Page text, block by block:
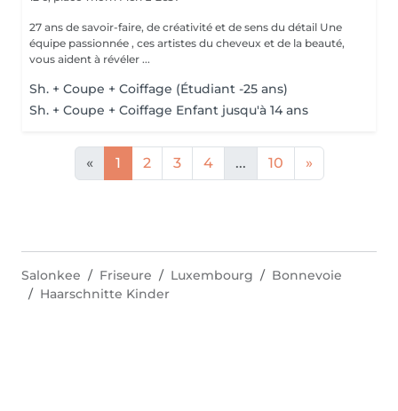
27 ans de savoir-faire, de créativité et de sens du détail Une
équipe passionnée , ces artistes du cheveux et de la beauté,
vous aident à révéler ...
Sh. + Coupe + Coiffage (Étudiant -25 ans)
Sh. + Coupe + Coiffage Enfant jusqu'à 14 ans
« 1 2 3 4 ... 10 »
Salonkee Friseure Luxembourg
Bonnevoie
Haarschnitte Kinder